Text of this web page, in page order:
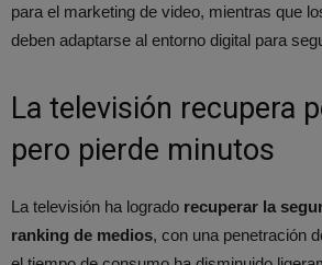
para el marketing de video, mientras que
deben adaptarse al entorno digital para
La televisión recupera
pero pierde minutos
La televisión ha logrado recuperar la
ranking de medios, con una penetración